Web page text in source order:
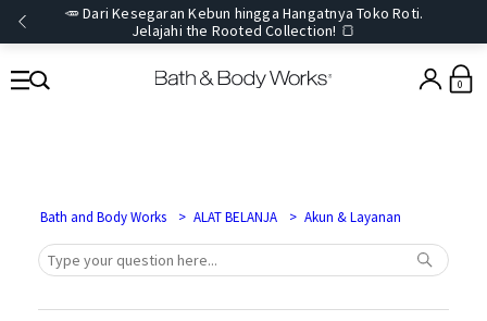
🥕 Dari Kesegaran Kebun hingga Hangatnya Toko Roti.
Jelajahi the Rooted Collection! 🍞
0
Bath and Body Works ALAT BELANJA Akun & Layanan